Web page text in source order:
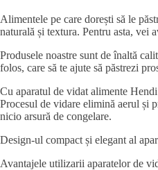
Alimentele pe care dorești să le
naturală și textura. Pentru asta, vei
Produsele noastre sunt de înaltă
folos, care să te ajute să păstrezi
Cu aparatul de vidat alimente
Procesul de vidare elimină aerul și
nicio arsură de congelare.
Design-ul compact și elegant al
Avantajele utilizarii aparatelor de